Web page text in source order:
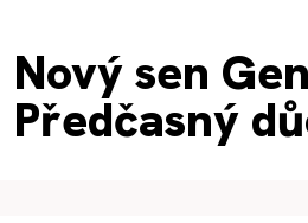
Nový sen
Předčasný